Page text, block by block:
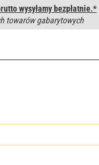
wysyłamy bezpłatnie.*
towarów gabarytowych
Napisz do nas